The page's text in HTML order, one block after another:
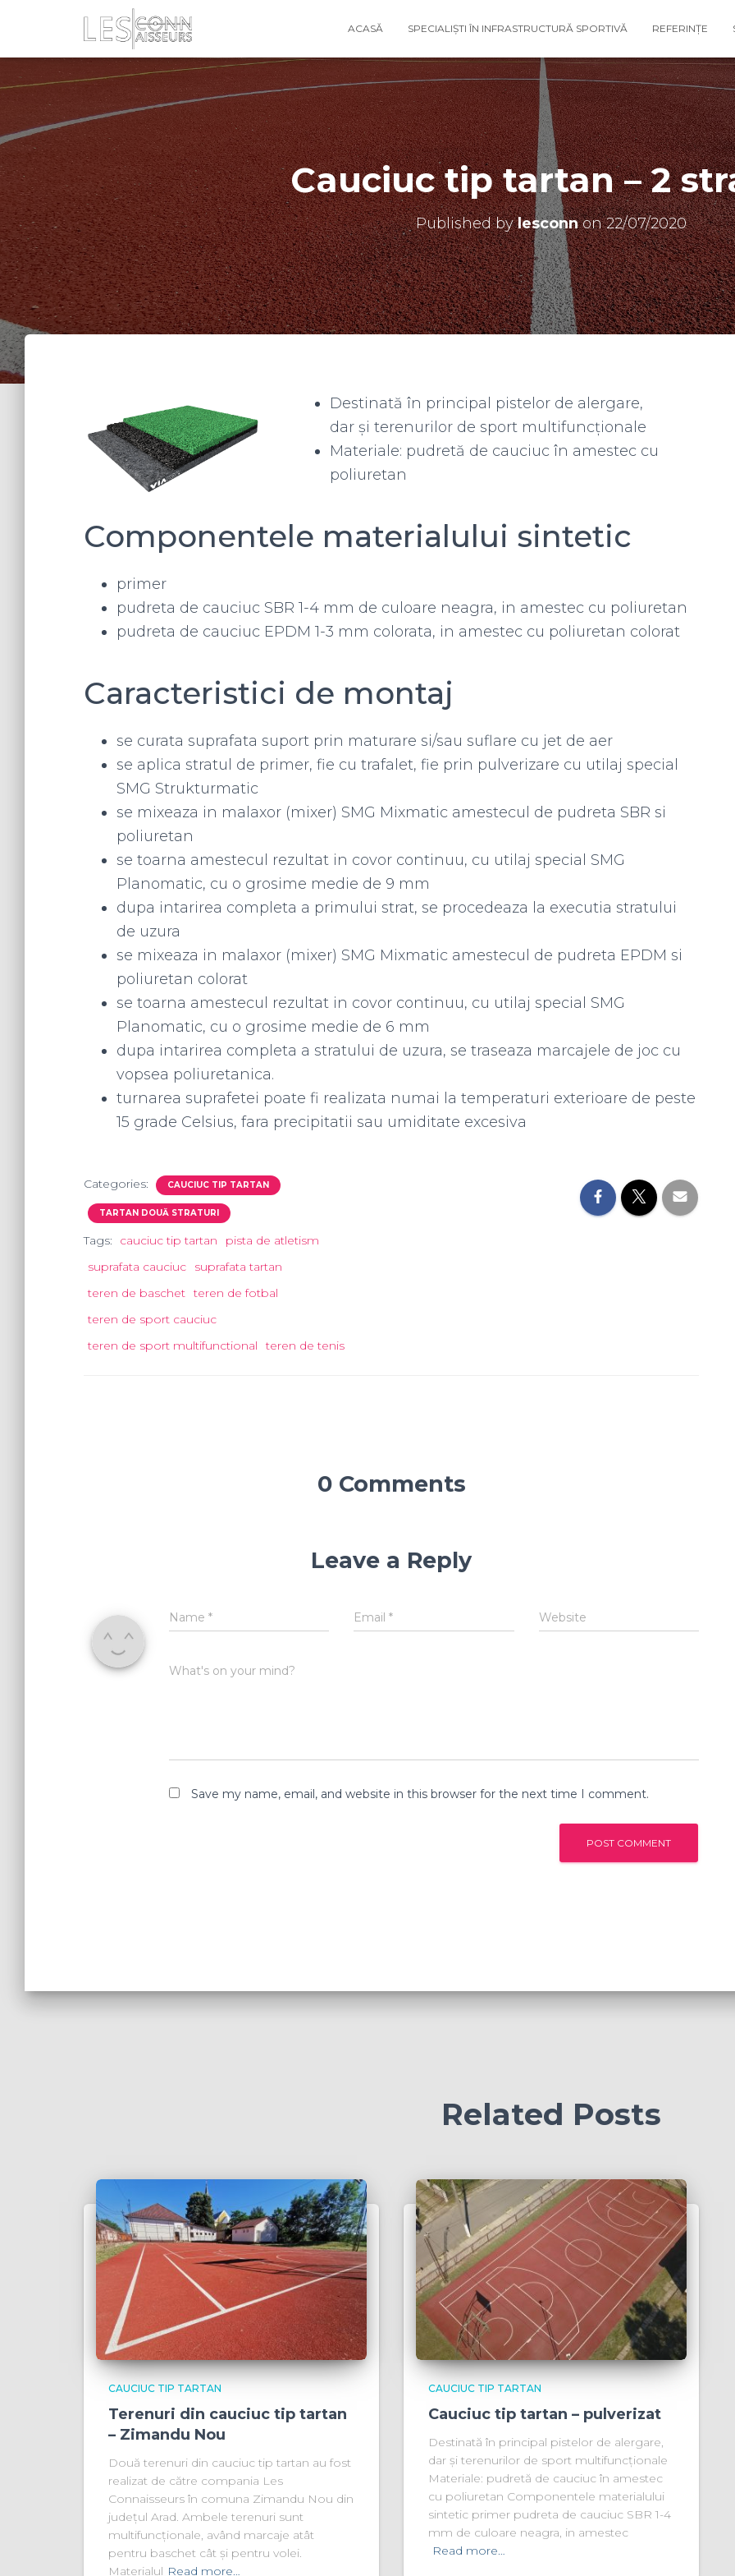
ACASĂ SPECIALIȘTI ÎN INFRASTRUCTURĂ SPORTIVĂ REFERINȚE
Cauciuc tip tartan – 2
Published bylesconnon22/07/2020
Destinată în principal pistelor de alergare,
dar și terenurilor de sport multifuncționale
Materiale: pudretă de cauciuc în amestec cu
poliuretan
Componentele materialului sintetic
primer
pudreta de cauciuc SBR 1-4 mm de culoare neagra, in amestec cu poliuretan
pudreta de cauciuc EPDM 1-3 mm colorata, in amestec cu poliuretan colorat
Caracteristici de montaj
se curata suprafata suport prin maturare si/sau suflare cu jet de aer
se aplica stratul de primer, fie cu trafalet, fie prin pulverizare cu utilaj special
SMG Strukturmatic
se mixeaza in malaxor (mixer) SMG Mixmatic amestecul de pudreta SBR si
poliuretan
se toarna amestecul rezultat in covor continuu, cu utilaj special SMG
Planomatic, cu o grosime medie de 9 mm
dupa intarirea completa a primului strat, se procedeaza la executia stratului
de uzura
se mixeaza in malaxor (mixer) SMG Mixmatic amestecul de pudreta EPDM si
poliuretan colorat
se toarna amestecul rezultat in covor continuu, cu utilaj special SMG
Planomatic, cu o grosime medie de 6 mm
dupa intarirea completa a stratului de uzura, se traseaza marcajele de joc cu
vopsea poliuretanica.
turnarea suprafetei poate fi realizata numai la temperaturi exterioare de peste
15 grade Celsius, fara precipitatii sau umiditate excesiva
Categories: CAUCIUC TIP TARTAN
TARTAN DOUĂ STRATURI
Tags: cauciuc tip tartan
pista de atletism
suprafata cauciuc
suprafata tartan
teren de baschet teren de fotbal
teren de sport cauciuc
teren de sport multifunctional
teren de tenis
0 Comments
Leave a Reply
Name * Email* Website
What's on your mind?
Save my name, email, and website in this browser for the next time I comment.
Related Posts
CAUCIUC TIP TARTAN
Terenuri din cauciuc tip tartan
– Zimandu Nou
Două terenuri din cauciuc tip tartan au fost
realizat de către compania Les
Connaisseurs în comuna Zimandu Nou din
județul Arad. Ambele terenuri sunt
multifuncționale, având marcaje atât
pentru baschet cât și pentru volei.
Materialul Read more…
CAUCIUC TIP TARTAN
Cauciuc tip tartan – pulverizat
Destinată în principal pistelor de alergare,
dar și terenurilor de sport multifuncționale
Materiale: pudretă de cauciuc în amestec
cu poliuretan Componentele materialului
sintetic primer pudreta de cauciuc SBR 1-4
mm de culoare neagra, in amestec
Read more…